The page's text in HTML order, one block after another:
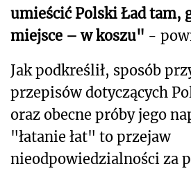
umieścić Polski Ład tam,
miejsce – w koszu" -
Jak podkreślił, sposób
przepisów dotyczących
oraz obecne próby jego
"łatanie łat" to przejaw
nieodpowiedzialności za